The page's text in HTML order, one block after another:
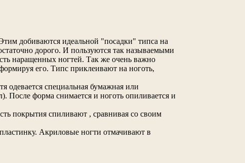
добиваются идеальной "посадки" типса на
дорого. И пользуются так называемыми
наращенных ногтей. Так же очень важно
его. Типс приклеивают на ноготь,
специальная бумажная или
После форма снимается и ноготь опиливается и
покрытия спиливают , сравнивая со своим
Акриловые ногти отмачивают в